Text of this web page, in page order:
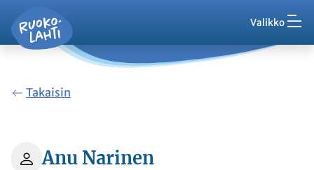
Siirry pääsisältöön Valikko
Ruokolahti - etusivu
Palaute
VisitRuokolahti
Takaisin
Anu Narinen